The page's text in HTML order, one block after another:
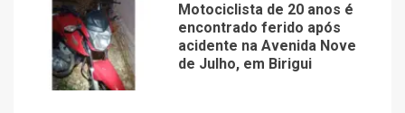
Motociclista de 20 anos é
encontrado ferido após
acidente na Avenida Nove
de Julho, em Birigui